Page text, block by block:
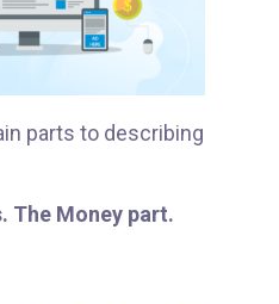
parts to describing
The Money part.